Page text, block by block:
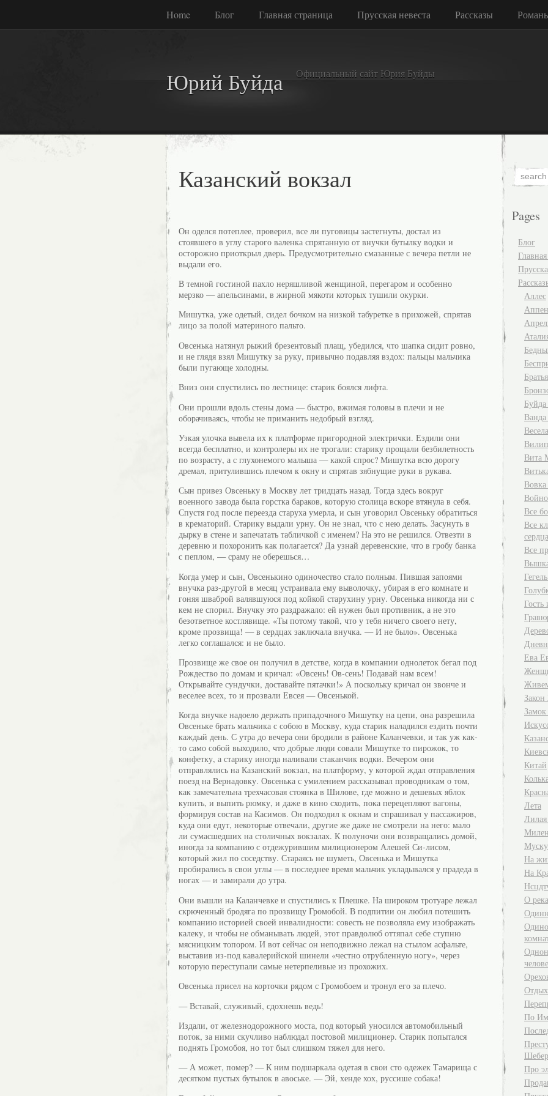
Home Блог Главная страница Прусская невеста Рассказы
Юрий Буйда Официальный сайт Юрия Буйды
Казанский вокзал
Он оделся потеплее, проверил, все ли пуговицы застегнуты, достал из
стоявшего в углу старого валенка спрятанную от внучки бутылку водки и
осторожно приоткрыл дверь. Предусмотрительно смазанные с вечера петли не
выдали его.
В темной гостиной пахло неряшливой женщиной, перегаром и особенно
мерзко — апельсинами, в жирной мякоти которых тушили окурки.
Мишутка, уже одетый, сидел бочком на низкой табуретке в прихожей, спрятав
лицо за полой материного пальто.
Овсенька натянул рыжий брезентовый плащ, убедился, что шапка сидит ровно,
и не глядя взял Мишутку за руку, привычно подавляя вздох: пальцы мальчика
были пугающе холодны.
Вниз они спустились по лестнице: старик боялся лифта.
Они прошли вдоль стены дома — быстро, вжимая головы в плечи и не
оборачиваясь, чтобы не приманить недобрый взгляд.
Узкая улочка вывела их к платформе пригородной электрички. Ездили они
всегда бесплатно, и контролеры их не трогали: старику прощали безбилетность
по возрасту, а с глухонемого малыша — какой спрос? Мишутка всю дорогу
дремал, притулившись плечом к окну и спрятав зябнущие руки в рукава.
Сын привез Овсеньку в Москву лет тридцать назад. Тогда здесь вокруг
военного завода была горстка бараков, которую столица вскоре втянула в себя.
Спустя год после переезда старуха умерла, и сын уговорил Овсеньку обратиться
в крематорий. Старику выдали урну. Он не знал, что с нею делать. Засунуть в
дырку в стене и запечатать табличкой с именем? На это не решился. Отвезти в
деревню и похоронить как полагается? Да узнай деревенские, что в гробу банка
с пеплом, — сраму не оберешься…
Когда умер и сын, Овсенькино одиночество стало полным. Пившая запоями
внучка раз-другой в месяц устраивала ему выволочку, убирая в его комнате и
гоняя шваброй валявшуюся под койкой старухину урну. Овсенька никогда ни с
кем не спорил. Внучку это раздражало: ей нужен был противник, а не это
безответное костлявище. «Ты потому такой, что у тебя ничего своего нету,
кроме прозвища! — в сердцах заключала внучка. — И не было». Овсенька
легко соглашался: и не было.
Прозвище же свое он получил в детстве, когда в компании однолеток бегал под
Рождество по домам и кричал: «Овсень! Ов-сень! Подавай нам всем!
Открывайте сундучки, доставайте пятачки!» А поскольку кричал он звонче и
веселее всех, то и прозвали Евсея — Овсенькой.
Когда внучке надоело держать припадочного Мишутку на цепи, она разрешила
Овсеньке брать мальчика с собою в Москву, куда старик наладился ездить почти
каждый день. С утра до вечера они бродили в районе Каланчевки, и так уж как-
то само собой выходило, что добрые люди совали Мишутке то пирожок, то
конфетку, а старику иногда наливали стаканчик водки. Вечером они
отправлялись на Казанский вокзал, на платформу, у которой ждал отправления
поезд на Вернадовку. Овсенька с умилением рассказывал проводникам о том,
как замечательна трехчасовая стоянка в Шилове, где можно и дешевых яблок
купить, и выпить рюмку, и даже в кино сходить, пока перецепляют вагоны,
формируя состав на Касимов. Он подходил к окнам и спрашивал у пассажиров,
куда они едут, некоторые отвечали, другие же даже не смотрели на него: мало
ли сумасшедших на столичных вокзалах. К полуночи они возвращались домой,
иногда за компанию с отдежурившим милиционером Алешей Си-лисом,
который жил по соседству. Стараясь не шуметь, Овсенька и Мишутка
пробирались в свои углы — в последнее время мальчик укладывался у прадеда в
ногах — и замирали до утра.
Они вышли на Каланчевке и спустились к Плешке. На широком тротуаре лежал
скрюченный бродяга по прозвищу Громобой. В подпитии он любил потешить
компанию историей своей инвалидности: совесть не позволяла ему изображать
калеку, и чтобы не обманывать людей, этот правдолюб оттяпал себе ступню
мясницким топором. И вот сейчас он неподвижно лежал на стылом асфальте,
выставив из-под кавалерийской шинели «честно отрубленную ногу», через
которую переступали самые нетерпеливые из прохожих.
Овсенька присел на корточки рядом с Громобоем и тронул его за плечо.
— Вставай, служивый, сдохнешь ведь!
Издали, от железнодорожного моста, под который уносился автомобильный
поток, за ними скучливо наблюдал постовой милиционер. Старик попытался
поднять Громобоя, но тот был слишком тяжел для него.
— А может, помер? — К ним подшаркала одетая в свои сто одежек Тамарища с
десятком пустых бутылок в авоське. — Эй, хенде хох, руссише собака!
Pages
Блог
Аллес
Вита
Все
Все
сердца
Все
Ева
Китай
Лета
На
На
О
По
Про